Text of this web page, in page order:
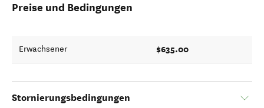
Preise und Bedingungen
Erwachsener $635.00
Stornierungsbedingungen